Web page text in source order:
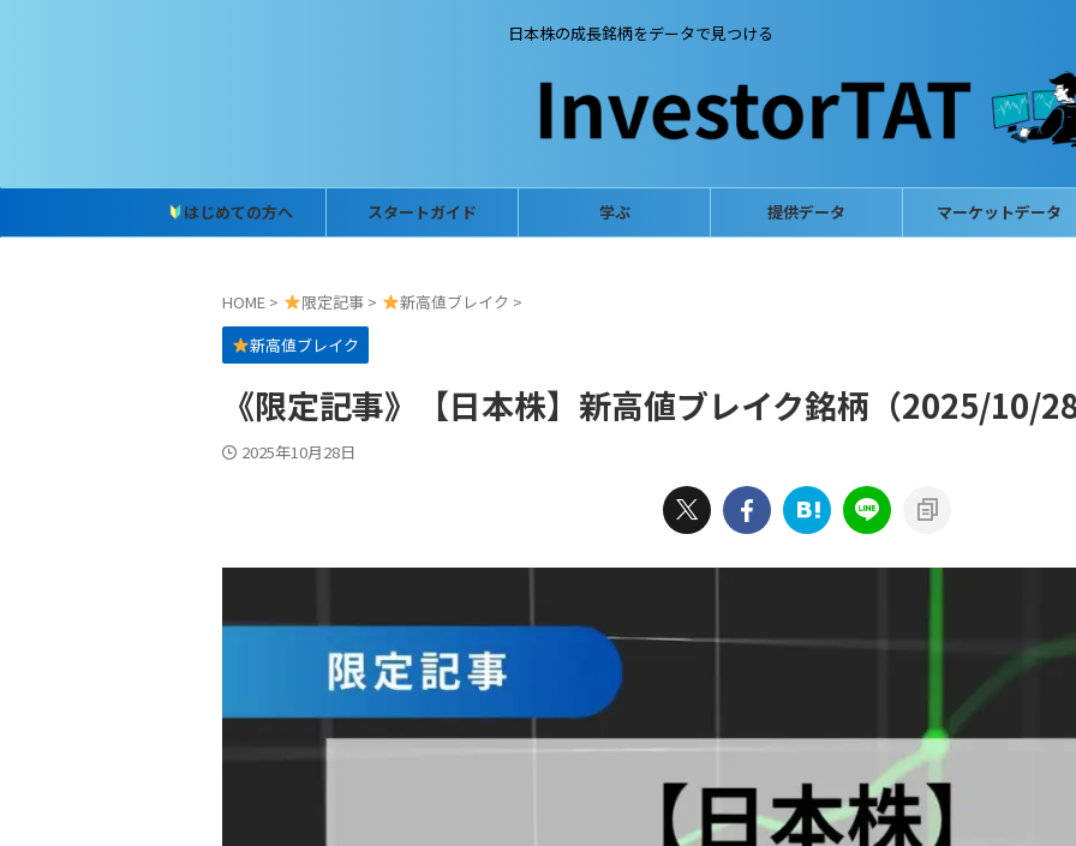
日本株の成長銘柄をデータで見つける
はじめての方へ スタートガイド 学ぶ 提供データ マーケットデータ
HOME > 限定記事 > 新高値ブレイク >
新高値ブレイク
《限定記事》【日本株】新高値ブレイク銘柄（2025/10/
2025年10月28日